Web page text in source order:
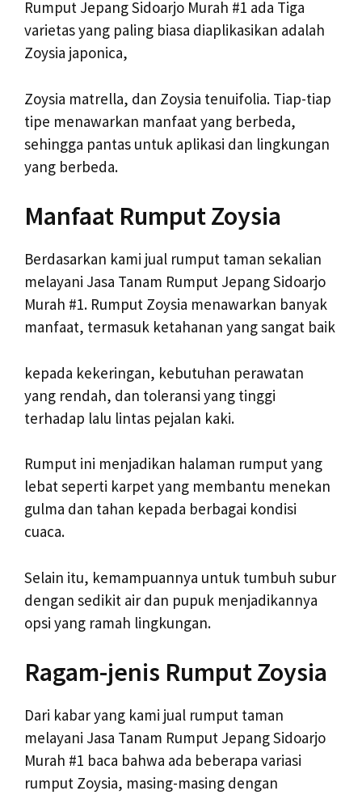
Rumput Jepang Sidoarjo Murah #1 ada Tiga
varietas yang paling biasa diaplikasikan adalah
Zoysia japonica,
Zoysia matrella, dan Zoysia tenuifolia. Tiap-tiap
tipe menawarkan manfaat yang berbeda,
sehingga pantas untuk aplikasi dan lingkungan
yang berbeda.
Manfaat Rumput Zoysia
Berdasarkan kami jual rumput taman sekalian
melayani Jasa Tanam Rumput Jepang Sidoarjo
Murah #1. Rumput Zoysia menawarkan banyak
manfaat, termasuk ketahanan yang sangat baik
kepada kekeringan, kebutuhan perawatan
yang rendah, dan toleransi yang tinggi
terhadap lalu lintas pejalan kaki.
Rumput ini menjadikan halaman rumput yang
lebat seperti karpet yang membantu menekan
gulma dan tahan kepada berbagai kondisi
cuaca.
Selain itu, kemampuannya untuk tumbuh subur
dengan sedikit air dan pupuk menjadikannya
opsi yang ramah lingkungan.
Ragam-jenis Rumput Zoysia
Dari kabar yang kami jual rumput taman
melayani Jasa Tanam Rumput Jepang Sidoarjo
Murah #1 baca bahwa ada beberapa variasi
rumput Zoysia, masing-masing dengan